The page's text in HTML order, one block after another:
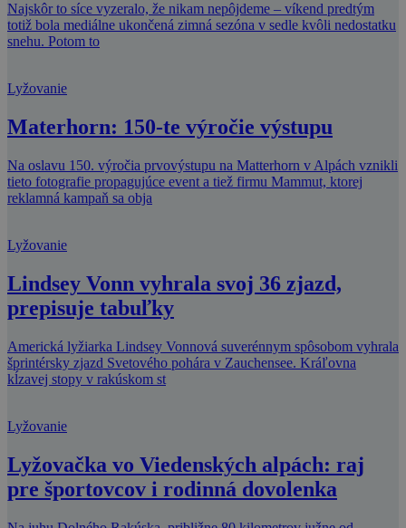
Najskôr to síce vyzeralo, že nikam nepôjdeme – víkend predtým
totiž bola mediálne ukončená zimná sezóna v sedle kvôli nedostatku
snehu. Potom to
Lyžovanie
Materhorn: 150-te výročie výstupu
Na oslavu 150. výročia prvovýstupu na Matterhorn v Alpách vznikli
tieto fotografie propagujúce event a tiež firmu Mammut, ktorej
reklamná kampaň sa obja
Lyžovanie
Lindsey Vonn vyhrala svoj 36 zjazd,
prepisuje tabuľky
Americká lyžiarka Lindsey Vonnová suverénnym spôsobom vyhrala
šprintérsky zjazd Svetového pohára v Zauchensee. Kráľovna
kĺzavej stopy v rakúskom st
Lyžovanie
Lyžovačka vo Viedenských alpách: raj
pre športovcov i rodinná dovolenka